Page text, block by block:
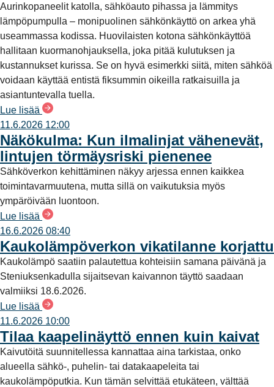
Aurinkopaneelit katolla, sähköauto pihassa ja lämmitys
lämpöpumpulla – monipuolinen sähkönkäyttö on arkea yhä
useammassa kodissa. Huovilaisten kotona sähkönkäyttöä
hallitaan kuormanohjauksella, joka pitää kulutuksen ja
kustannukset kurissa. Se on hyvä esimerkki siitä, miten sähköä
voidaan käyttää entistä fiksummin oikeilla ratkaisuilla ja
asiantuntevalla tuella.
Lue lisää
11.6.2026 12:00
Näkökulma: Kun ilmalinjat vähenevät,
lintujen törmäysriski pienenee
Sähköverkon kehittäminen näkyy arjessa ennen kaikkea
toimintavarmuutena, mutta sillä on vaikutuksia myös
ympäröivään luontoon.
Lue lisää
16.6.2026 08:40
Kaukolämpöverkon vikatilanne korjattu
Kaukolämpö saatiin palautettua kohteisiin samana päivänä ja
Steniuksenkadulla sijaitsevan kaivannon täyttö saadaan
valmiiksi 18.6.2026.
Lue lisää
11.6.2026 10:00
Tilaa kaapelinäyttö ennen kuin kaivat
Kaivutöitä suunnitellessa kannattaa aina tarkistaa, onko
alueella sähkö-, puhelin- tai datakaapeleita tai
kaukolämpöputkia. Kun tämän selvittää etukäteen, välttää